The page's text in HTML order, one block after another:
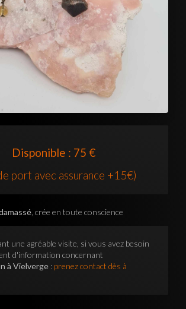
Disponible : 75 €
port avec assurance +15€)
, crée en toute conscience
une agréable visite, si vous avez besoin
d'information concernant
à Vielverge : prenez contact dès à